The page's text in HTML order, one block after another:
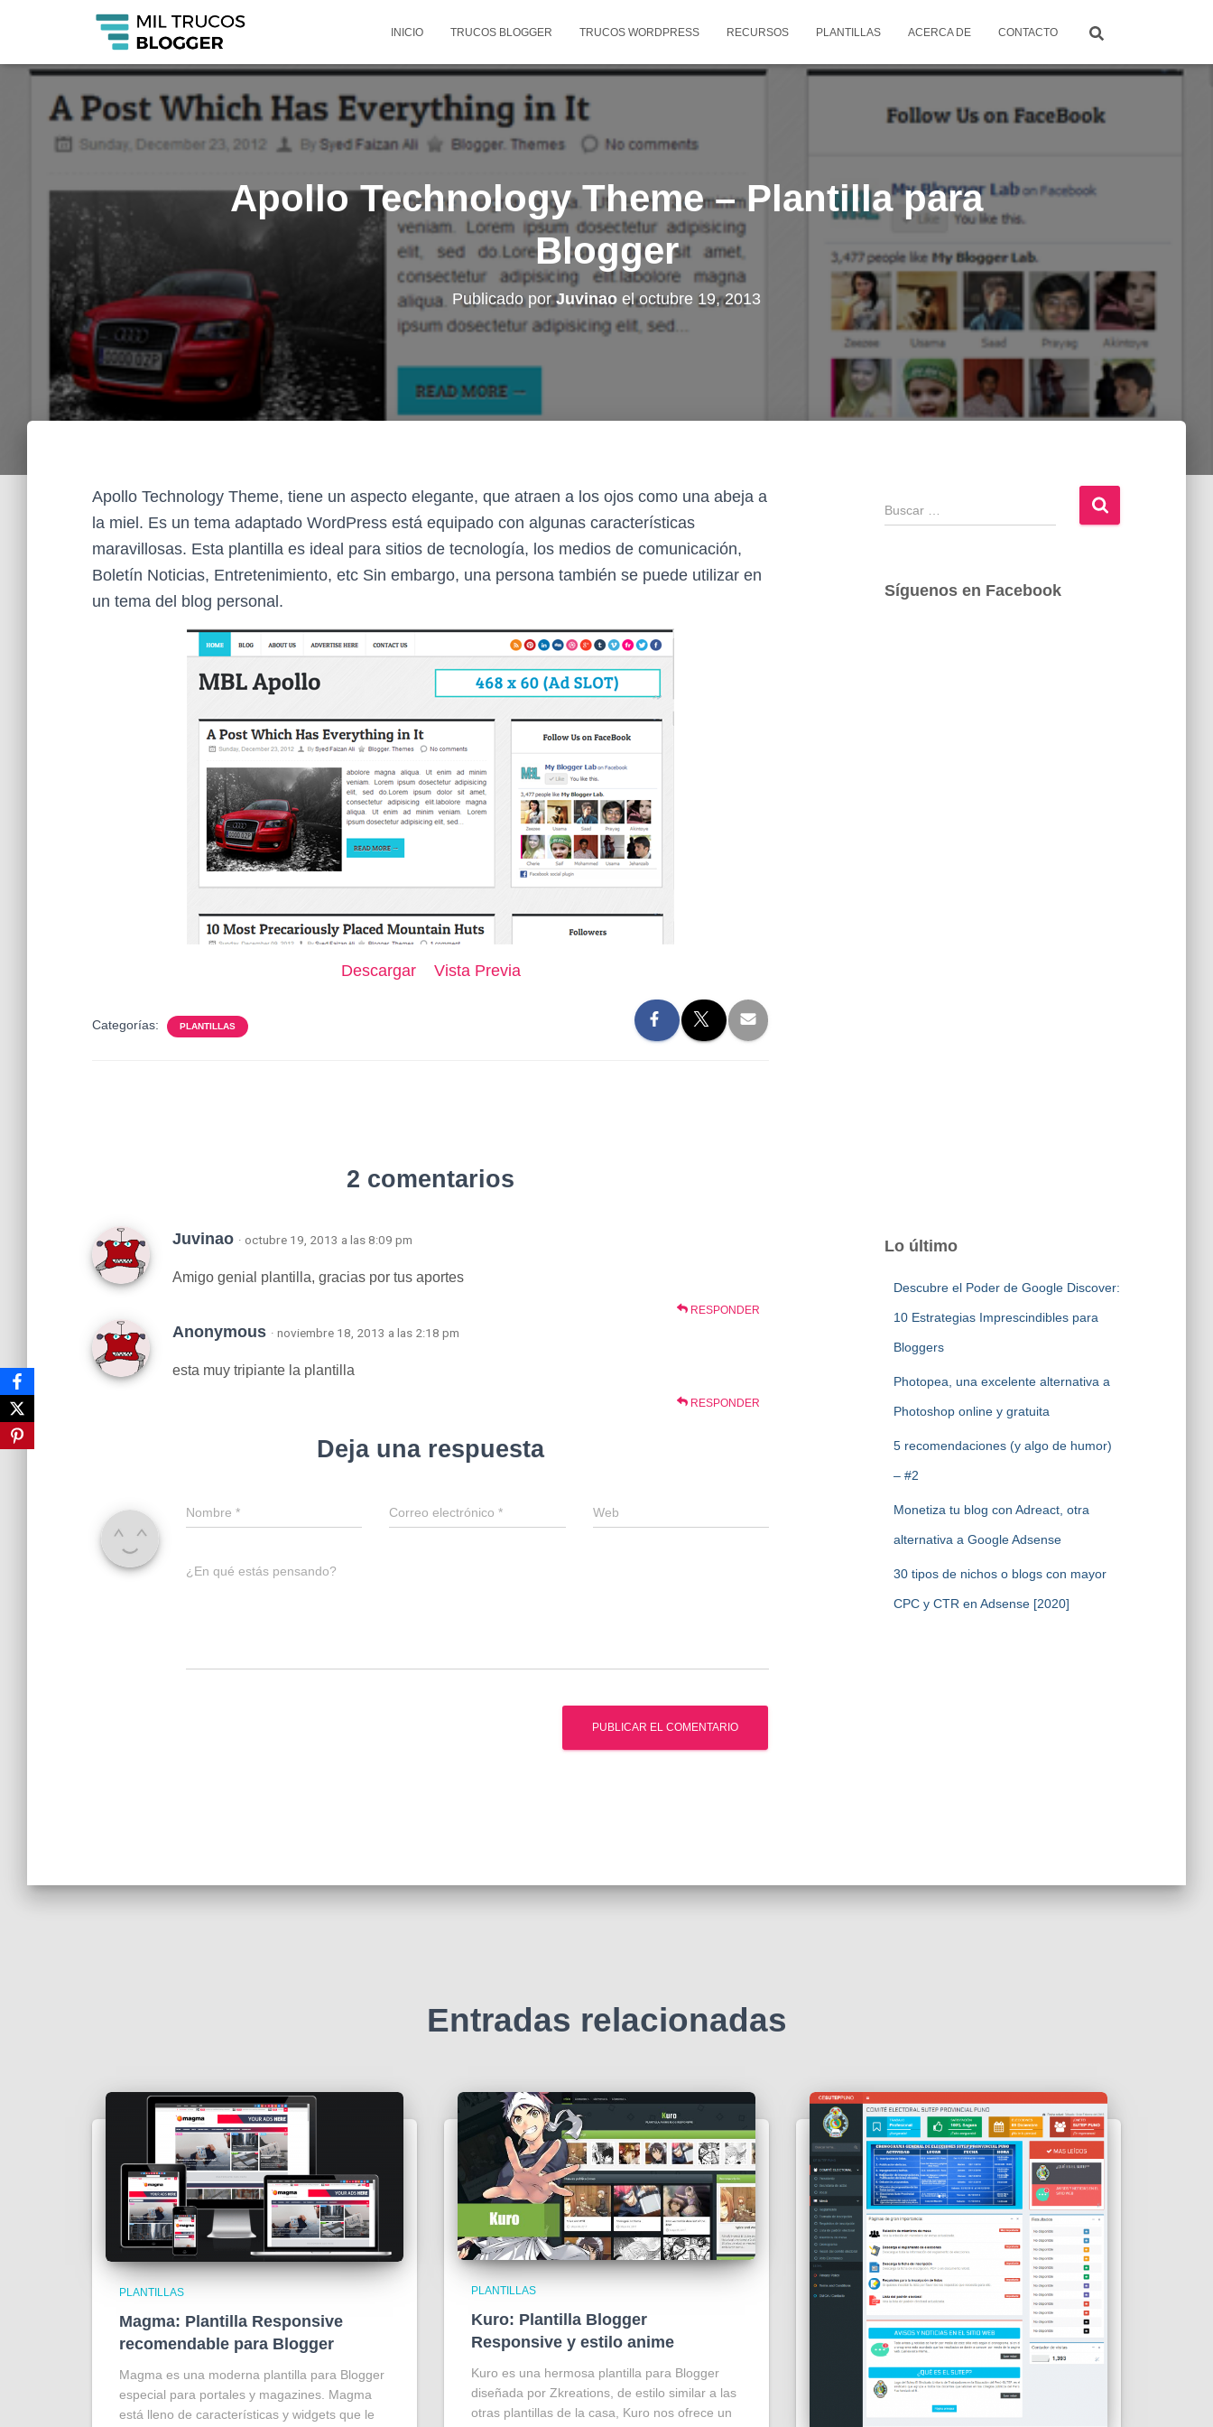
INICIO TRUCOS BLOGGER TRUCOS WORDPRESS RECURSOS PLANTILLAS ACERCA DE CONTACTO
Apollo Technology Theme – Plantilla para
Blogger
Publicado porJuvinao eloctubre 19, 2013
Apollo Technology Theme, tiene un aspecto elegante, que atraen a los ojos como una abeja a
la miel. Es un tema adaptado WordPress está equipado con algunas características
maravillosas. Esta plantilla es ideal para sitios de tecnología, los medios de comunicación,
Boletín Noticias, Entretenimiento, etc Sin embargo, una persona también se puede utilizar en
un tema del blog personal.
Descargar Vista Previa
Categorías: PLANTILLAS
2 comentarios
Juvinao · octubre 19, 2013 a las 8:09 pm
Amigo genial plantilla, gracias por tus aportes
RESPONDER
Anonymous · noviembre 18, 2013 a las 2:18 pm
esta muy tripiante la plantilla
RESPONDER
Deja una respuesta
Nombre * Correo electrónico* Web
¿En qué estás pensando?
B
u
a
Síguenos en Facebook
Lo último
Descubre el Poder de Google Discover:
10 Estrategias Imprescindibles para
Bloggers
Photopea, una excelente alternativa a
Photoshop online y gratuita
5 recomendaciones (y algo de humor)
– #2
Monetiza tu blog con Adreact, otra
alternativa a Google Adsense
30 tipos de nichos o blogs con mayor
CPC y CTR en Adsense [2020]
Entradas relacionadas
PLANTILLAS
Magma: Plantilla Responsive
recomendable para Blogger
Magma es una moderna plantilla para Blogger
especial para portales y magazines. Magma
está lleno de características y widgets que le
PLANTILLAS
Kuro: Plantilla Blogger
Responsive y estilo anime
Kuro es una hermosa plantilla para Blogger
diseñada por Zkreations, de estilo similar a las
otras plantillas de la casa, Kuro nos ofrece un